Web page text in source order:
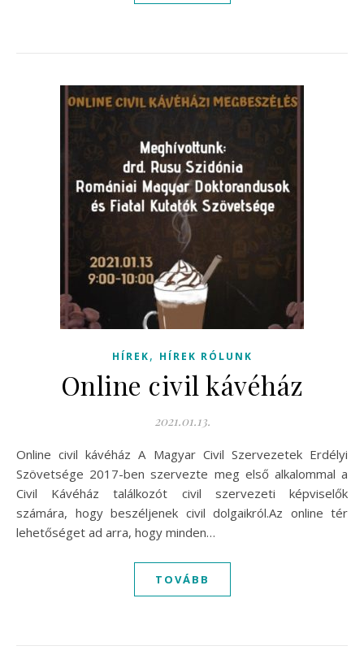
HÍREK, HÍREK RÓLUNK
Online civil kávéház
2021.01.13.
Online civil kávéház A Magyar Civil Szervezetek Erdélyi
Szövetsége 2017-ben szervezte meg első alkalommal a
Civil Kávéház találkozót civil szervezeti képviselők
számára, hogy beszéljenek civil dolgaikról.Az online tér
lehetőséget ad arra, hogy minden…
TOVÁBB